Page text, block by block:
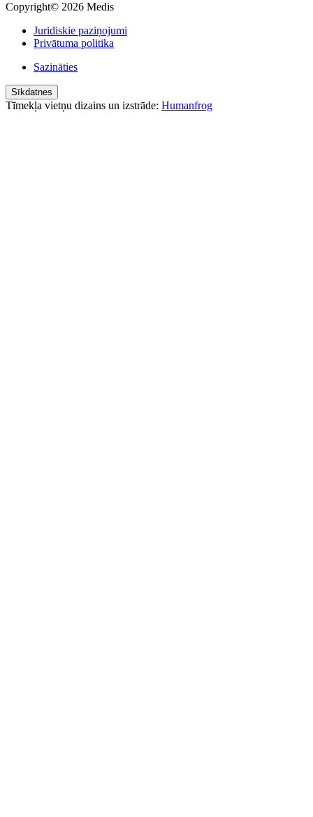
Copyright© 2026 Medis
Juridiskie paziņojumi
Privātuma politika
Sazināties
Sīkdatnes
Tīmekļa vietņu dizains un izstrāde: Humanfrog